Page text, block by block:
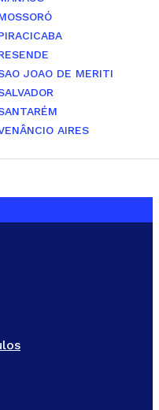
JOAO DE MERITI
AIRES